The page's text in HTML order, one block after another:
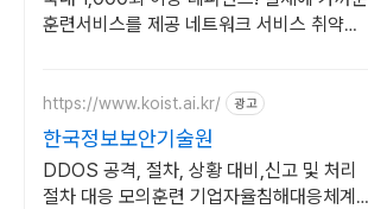
훈련서비스를 제공 네트워크 서비스 취약점
https://www.koist.ai.kr/ 광고
한국정보보안기술원
DDOS 공격, 절차, 상황 대비,신고 및 처리
절차 대응 모의훈련 기업자율침해대응체계